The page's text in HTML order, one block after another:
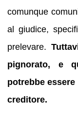
comunque
al giudice,
prelevare.
pignorato, e
potrebbe
creditore.